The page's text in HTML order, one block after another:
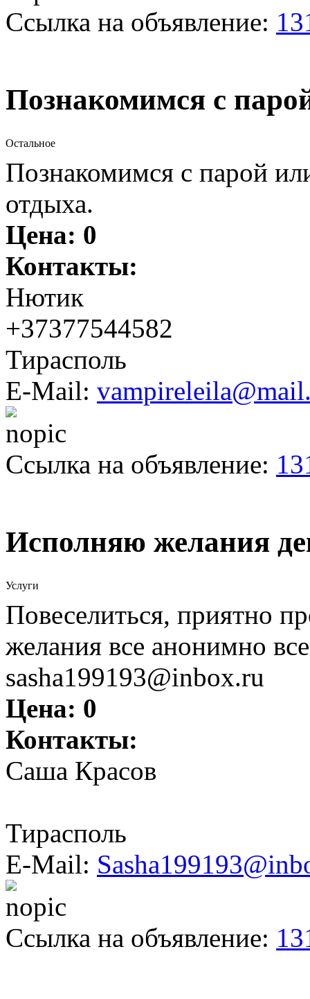
Ссылка на объявление:
Познакомимся с
Остальное
Познакомимся с парой
отдыха.
Цена: 0
Контакты:
Нютик
+37377544582
Тирасполь
E-Mail:
Ссылка на объявление:
Исполняю желания
Услуги
Повеселиться, приятно
желания все анонимно
sasha199193@inbox.ru
Цена: 0
Контакты:
Саша Красов
Тирасполь
E-Mail:
Ссылка на объявление: